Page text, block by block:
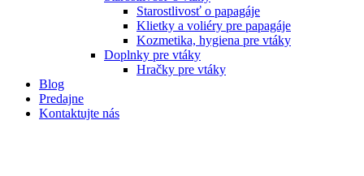
Starostlivosť o papagáje
Klietky a voliéry pre papagáje
Kozmetika, hygiena pre vtáky
Doplnky pre vtáky
Hračky pre vtáky
Blog
Predajne
Kontaktujte nás